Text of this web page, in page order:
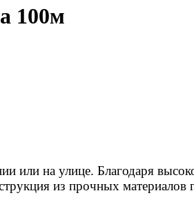
100м
или на улице. Благодаря
из прочных материалов